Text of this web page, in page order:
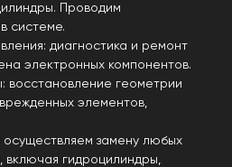
Проводим
системе.
диагностика и ремонт
электронных компонентов.
восстановление геометрии
элементов,
осуществляем замену любых
включая гидроцилиндры,